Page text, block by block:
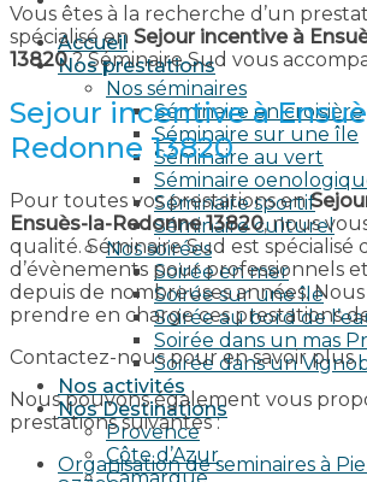
Accueil
Nos prestations
Nos séminaires
Séminaire en croisière
Séminaire sur une île
Séminaire au vert
Séminaire
Séminaire sportif
Séminaire culturel
Nos soirées
Soirée en mer
Soirée sur une île
Soirée au bord de
Soirée dans un mas
Soirée dans un
Nos activités
Nos Destinations
Provence
Côte d’Azur
Vous êtes à la recherche d’un
spécialisé en Sejour incentive à
13820? Séminaire Sud vous
Sejour incentive à
Redonne 13820
Pour toutes vos prestations en
Ensuès-la-Redonne 13820, nous
qualité. Séminaire Sud est spécialisé
d’évènements pour professionnels
depuis de nombreuses années.
prendre en charge ces prestations
Contactez-nous pour en savoir plus.
Nous pouvons également vous
prestations suivantes :
Organisation de seminaires à